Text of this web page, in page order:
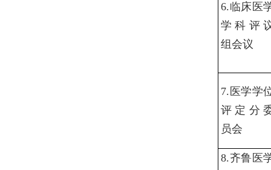
6.临床医
学科评
组会议
7.医学学
评定分
员会
8.齐鲁医